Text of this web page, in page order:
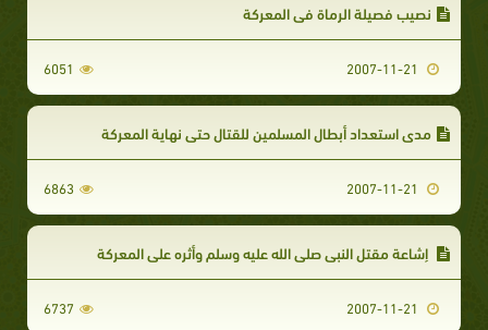
نصيب فصيلة الرماة في المعركة‏
6051
مدى استعداد أبطال المسلمين للقتال حتى نهاية المعركة‏‏
6863
إشاعة مقتل النبي صلى الله عليه وسلم وأثره على المعركة‏
6737